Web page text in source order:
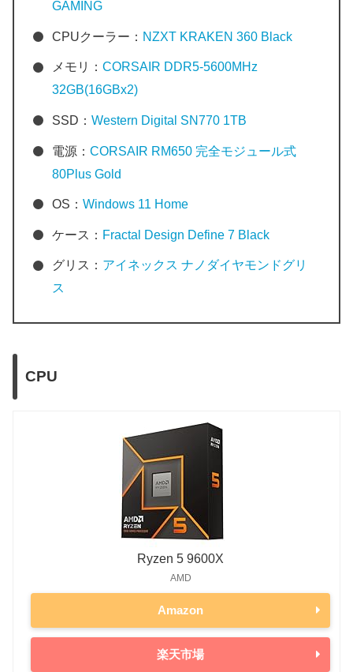
GAMING
CPUクーラー： NZXT KRAKEN 360 Black
メモリ： CORSAIR DDR5-5600MHz
32GB(16GBx2)
SSD： Western Digital SN770 1TB
電源： CORSAIR RM650 完全モジュール式
80Plus Gold
OS： Windows 11 Home
ケース： Fractal Design Define 7 Black
グリス： アイネックス ナノダイヤモンドグリ
ス
CPU
Ryzen 5 9600X
AMD
Amazon
楽天市場